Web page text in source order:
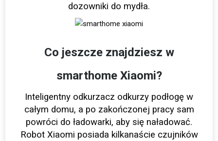
dozowniki do mydła.
Co jeszcze znajdziesz w
smarthome Xiaomi?
Inteligentny odkurzacz odkurzy podłogę w
całym domu, a po zakończonej pracy sam
powróci do ładowarki, aby się naładować.
Robot Xiaomi posiada kilkanaście czujników